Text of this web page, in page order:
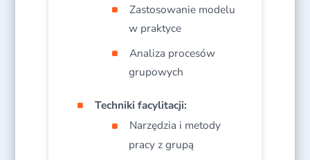
Zastosowanie modelu
w praktyce​
Analiza procesów
grupowych​
Techniki facylitacji:
Narzędzia i metody
pracy z grupą​